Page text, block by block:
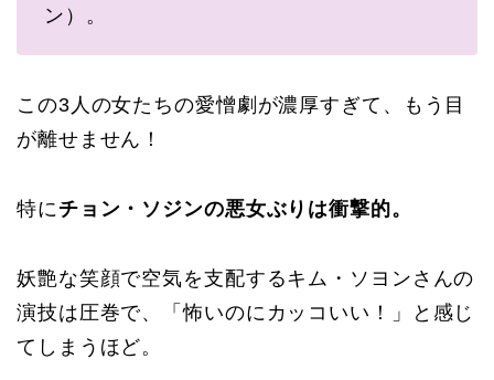
ン）。
この3人の女たちの愛憎劇が濃厚すぎて、もう目
が離せません！
特に チョン・ソジンの悪女ぶりは衝撃的。
妖艶な笑顔で空気を支配するキム・ソヨンさんの
演技は圧巻で、「怖いのにカッコいい！」と感じ
てしまうほど。